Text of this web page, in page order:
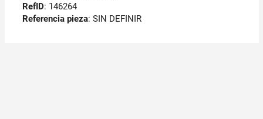
RefID: 146264
Referencia pieza: SIN DEFINIR